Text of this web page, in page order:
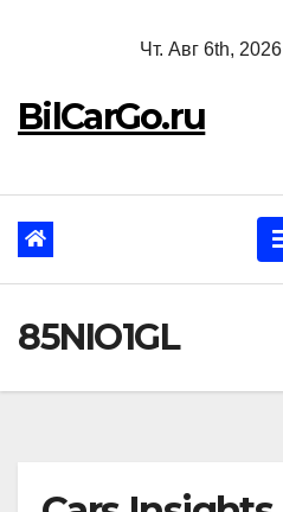
Чт. Авг 6th, 2026
BilCarGo.ru
85NIO1GL